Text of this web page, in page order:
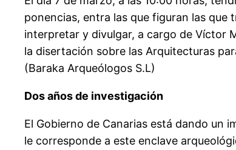
ponencias, entra las que figuran las que
interpretar y divulgar, a cargo de Víctor
la disertación sobre las Arquitecturas
(Baraka Arqueólogos S.L)
Dos años de investigación
El Gobierno de Canarias está dando un
le corresponde a este enclave